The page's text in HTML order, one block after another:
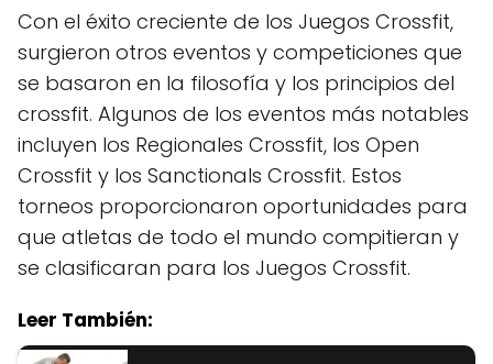
Con el éxito creciente de los Juegos Crossfit,
surgieron otros eventos y competiciones que
se basaron en la filosofía y los principios del
crossfit. Algunos de los eventos más notables
incluyen los Regionales Crossfit, los Open
Crossfit y los Sanctionals Crossfit. Estos
torneos proporcionaron oportunidades para
que atletas de todo el mundo compitieran y
se clasificaran para los Juegos Crossfit.
Leer También: